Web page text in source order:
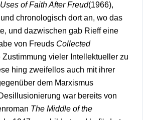
of Faith After Freud(1966),
chronologisch dort an, wo das
und dazwischen gab Rieff eine
von Freuds Collected
vieler Intellektueller zu
hing zweifellos auch mit ihrer
dem Marxismus
war bereits von
The Middle of the